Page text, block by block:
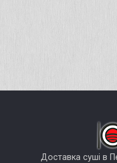
Доставка суші в